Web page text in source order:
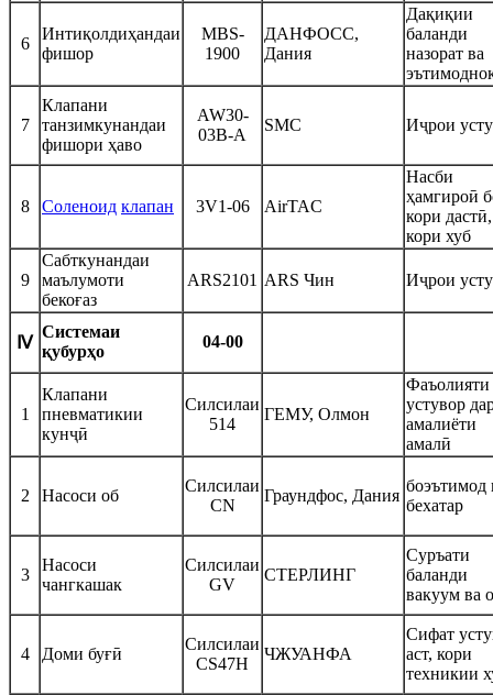
6
Интиқолдиҳандаи
фишор
MBS-
1900
ДАНФОСС,
Дания
Дақиқии
баланди
назорат ва
7
Клапани
танзимкунандаи
фишори ҳаво
AW30-
03B-A
SMC Иҷрои
8 Соленоид клапан 3V1-06 AirTAC
Насби
ҳамгироӣ
кори дастӣ,
кори хуб
9
Сабткунандаи
маълумоти
бекоғаз
ARS2101 ARS Чин Иҷрои
Ⅳ
Системаи
қубурҳо
04-00
1
Клапани
пневматикии
кунҷӣ
Силсилаи
514
ГЕМУ, Олмон
Фаъолияти
устувор
амалиёти
амалӣ
2 Насоси об
Силсилаи
CN
Граундфос, Дания
боэътимод
бехатар
3
Насоси
чангкашак
Силсилаи
GV
СТЕРЛИНГ
Суръати
баланди
вакуум ва
4 Доми буғӣ
Силсилаи
CS47H
ЧЖУАНФА
Сифат
аст, кори
техникии